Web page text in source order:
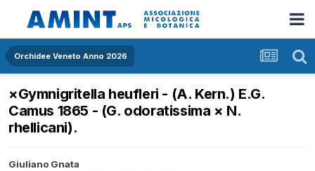
Orchidee Veneto Anno 2026
×Gymnigritella heufleri - (A. Kern.) E.G.
Camus 1865 - (G. odoratissima × N.
rhellicani).
Giuliano Gnata